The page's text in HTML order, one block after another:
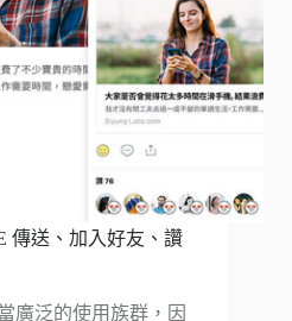
傳送、加入好友、讚
廣泛的使用族群，因